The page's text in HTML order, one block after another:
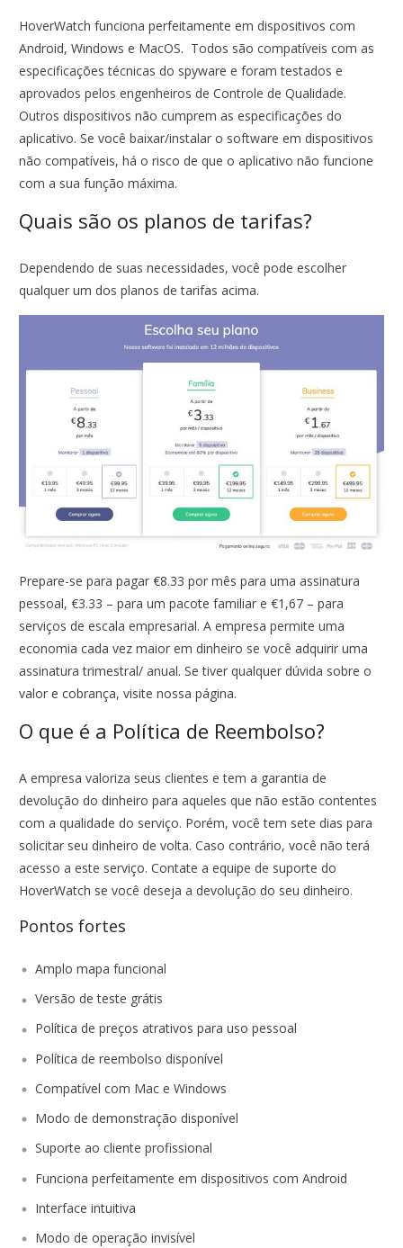
HoverWatch funciona perfeitamente em dispositivos com
Android, Windows e MacOS. Todos são compatíveis com as
especificações técnicas do spyware e foram testados e
aprovados pelos engenheiros de Controle de Qualidade.
Outros dispositivos não cumprem as especificações do
aplicativo. Se você baixar/instalar o software em dispositivos
não compatíveis, há o risco de que o aplicativo não funcione
com a sua função máxima.
Quais são os planos de tarifas?
Dependendo de suas necessidades, você pode escolher
qualquer um dos planos de tarifas acima.
Prepare-se para pagar €8.33 por mês para uma assinatura
pessoal, €3.33 – para um pacote familiar e €1,67 – para
serviços de escala empresarial. A empresa permite uma
economia cada vez maior em dinheiro se você adquirir uma
assinatura trimestral/ anual. Se tiver qualquer dúvida sobre o
valor e cobrança, visite nossa página.
O que é a Política de Reembolso?
A empresa valoriza seus clientes e tem a garantia de
devolução do dinheiro para aqueles que não estão contentes
com a qualidade do serviço. Porém, você tem sete dias para
solicitar seu dinheiro de volta. Caso contrário, você não terá
acesso a este serviço. Contate a equipe de suporte do
HoverWatch se você deseja a devolução do seu dinheiro.
Pontos fortes
Amplo mapa funcional
Versão de teste grátis
Política de preços atrativos para uso pessoal
Política de reembolso disponível
Compatível com Mac e Windows
Modo de demonstração disponível
Suporte ao cliente profissional
Funciona perfeitamente em dispositivos com Android
Interface intuitiva
Modo de operação invisível